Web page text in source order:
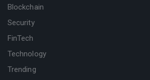
Blockchain
Security
FinTech
Technology
Trending